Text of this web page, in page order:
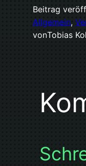
Beitrag
Allgemein,
vonTobias